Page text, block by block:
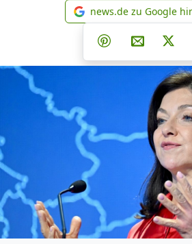
news.de zu Google
Teilen aufTeilen
Teilen auf
Per E-